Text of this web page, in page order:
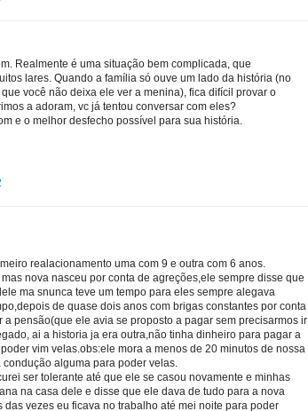
Realmente é uma situação bem complicada, que
lares. Quando a família só ouve um lado da história (no
você não deixa ele ver a menina), fica difícil provar o
a adoram, vc já tentou conversar com eles?
e o melhor desfecho possível para sua história.
realacionamento uma com 9 e outra com 6 anos.
nova nasceu por conta de agreções,ele sempre disse que
ma snunca teve um tempo para eles sempre alegava
de quase dois anos com brigas constantes por conta
pensão(que ele avia se proposto a pagar sem precisarmos ir
ai a historia ja era outra,não tinha dinheiro para pagar a
vim velas.obs:ele mora a menos de 20 minutos de nossa
alguma para poder velas.
ser tolerante até que ele se casou novamente e minhas
na casa dele e disse que ele dava de tudo para a nova
das vezes eu ficava no trabalho até mei noite para poder